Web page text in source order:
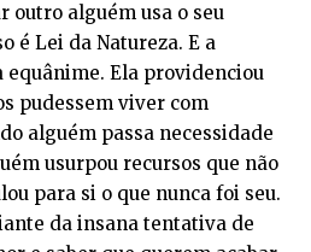
outro alguém usa o seu
é Lei da Natureza. E a
equânime. Ela providenciou
pudessem viver com
alguém passa necessidade
usurpou recursos que não
para si o que nunca foi seu.
da insana tentativa de